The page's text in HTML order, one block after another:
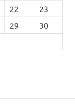
22
23
29
30